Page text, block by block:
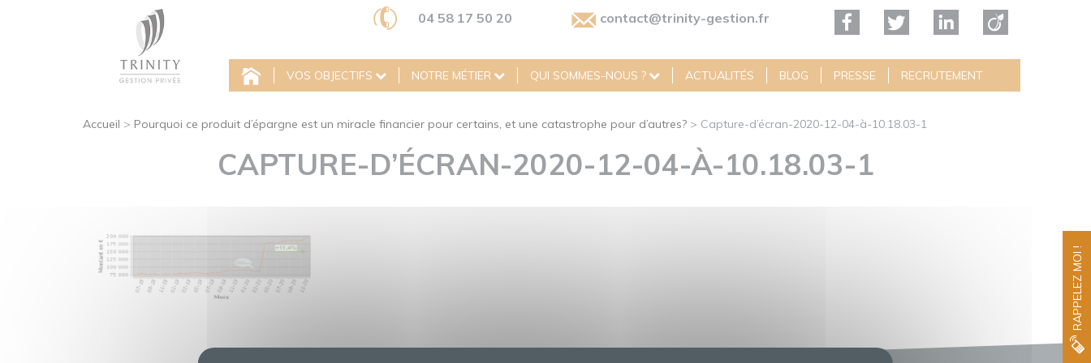
RAPPELEZ MOI !
04 58 17 50 20 contact@trinity-gestion.fr
VOS OBJECTIFS NOTRE MÉTIER QUI SOMMES-NOUS ? ACTUALITÉS BLOG PRESSE RECRUTEMENT
Accueil > Pourquoi ce produit d’épargne est un miracle financier pour certains, et une catastrophe pour d’autres? > Capture-d’écran-2020-12-04-à-10.18.03-1
CAPTURE-D’ÉCRAN-2020-12-04-À-10.18.03-1